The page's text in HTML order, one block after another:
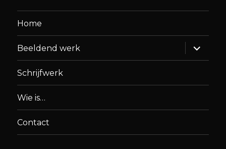
Home
Beeldend werk
Alles
Schrijfwerk
Wie is…
Contact